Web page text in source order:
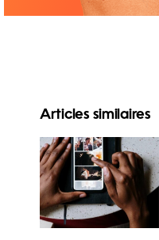
Articles similaires